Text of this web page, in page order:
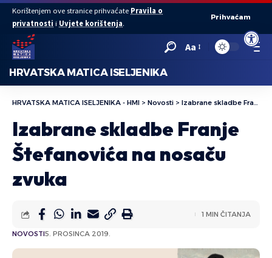
Open
Korištenjem ove stranice prihvaćate Pravila o
privatnosti i Uvjete korištenja.
Prihvaćam
Aa
HRVATSKA MATICA ISELJENIKA
HRVATSKA MATICA ISELJENIKA - HMI > Novosti > Izabrane skladbe Franje Štefanovića na nosaču zvuka
Izabrane skladbe Franje
Štefanovića na nosaču
zvuka
NOVOSTI5. PROSINCA 2019.
1 MIN ČITANJA